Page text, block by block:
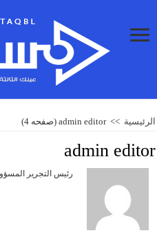
الرئيسية >>
admin editor(صفحه 4)
admin editor
رئيس التجرير